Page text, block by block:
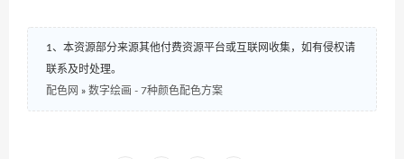
1、本资源部分来源其他付费资源平台或互联网收集，如有侵权请
联系及时处理。
配色网 » 数字绘画 - 7种颜色配色方案